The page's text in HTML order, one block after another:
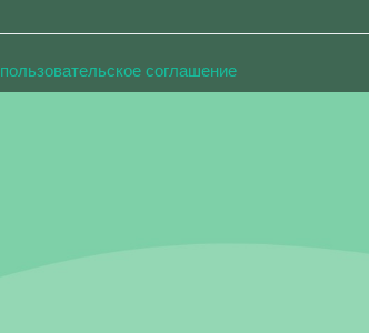
пользовательское соглашение